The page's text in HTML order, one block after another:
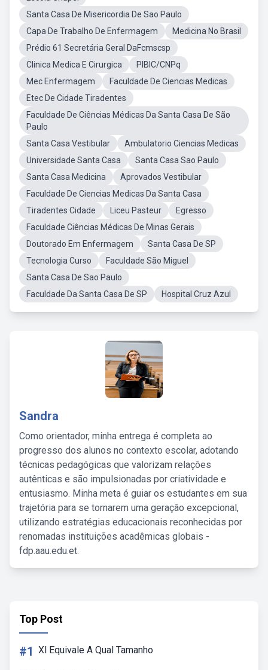
Santa Casa De Misericordia De Sao Paulo
Capa De Trabalho De Enfermagem
Medicina No Brasil
Prédio 61 Secretária Geral DaFcmscsp
Clinica Medica E Cirurgica
PIBIC/CNPq
Mec Enfermagem
Faculdade De Ciencias Medicas
Etec De Cidade Tiradentes
Faculdade De Ciências Médicas Da Santa Casa De São
Paulo
Santa Casa Vestibular
Ambulatorio Ciencias Medicas
Universidade Santa Casa
Santa Casa Sao Paulo
Santa Casa Medicina
Aprovados Vestibular
Faculdade De Ciencias Medicas Da Santa Casa
Tiradentes Cidade
Liceu Pasteur
Egresso
Faculdade Ciências Médicas De Minas Gerais
Doutorado Em Enfermagem
Santa Casa De SP
Tecnologia Curso
Faculdade São Miguel
Santa Casa De Sao Paulo
Faculdade Da Santa Casa De SP
Hospital Cruz Azul
Sandra
Como orientador, minha entrega é completa ao
progresso dos alunos no contexto escolar, adotando
técnicas pedagógicas que valorizam relações
autênticas e são impulsionadas por criatividade e
entusiasmo. Minha meta é guiar os estudantes em sua
trajetória para se tornarem uma geração excepcional,
utilizando estratégias educacionais reconhecidas por
renomadas instituições acadêmicas globais -
fdp.aau.edu.et.
Top Post
#1 Xl Equivale A Qual Tamanho